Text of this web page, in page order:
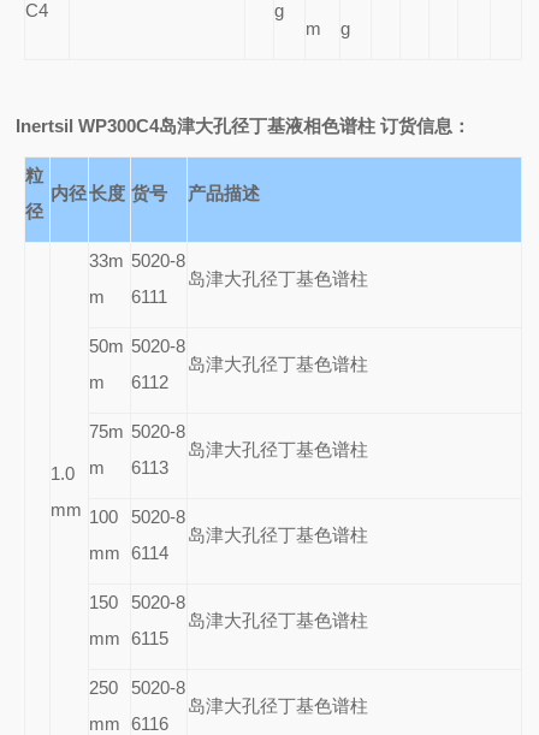
C4 g
m
g
Inertsil WP300C4岛津大孔径丁基液相色谱柱 订货信息：
粒
径
内径长度 货号 产品描述
1.0
mm
33m
m
5020-8
6111
岛津大孔径丁基色谱柱
50m
m
5020-8
6112
岛津大孔径丁基色谱柱
75m
m
5020-8
6113
岛津大孔径丁基色谱柱
100
mm
5020-8
6114
岛津大孔径丁基色谱柱
150
mm
5020-8
6115
岛津大孔径丁基色谱柱
250
mm
5020-8
6116
岛津大孔径丁基色谱柱